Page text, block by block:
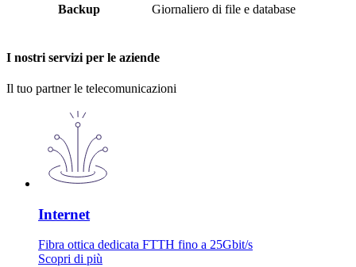
Backup
Giornaliero di file e database
I nostri servizi per le aziende
Il tuo partner le telecomunicazioni
Internet
Fibra ottica dedicata FTTH fino a 25Gbit/s
Scopri di più